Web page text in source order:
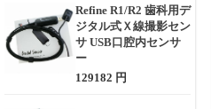
Refine R1/R2 歯科用デ
ジタル式Ｘ線撮影セン
サ USB口腔内センサ
ー
129182 円